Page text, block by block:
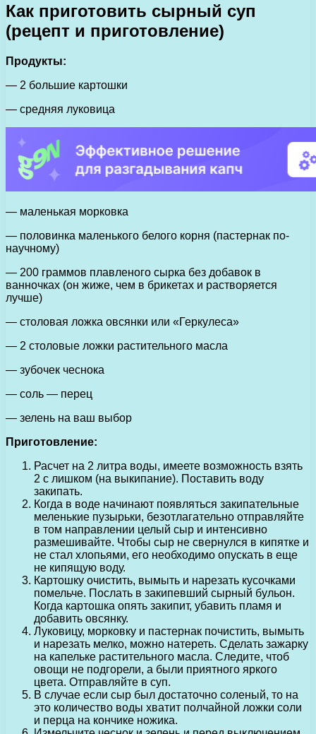
Как приготовить сырный суп
(рецепт и приготовление)
Продукты:
— 2 большие картошки
— средняя луковица
— маленькая морковка
— половинка маленького белого корня (пастернак по-
научному)
— 200 граммов плавленого сырка без добавок в
ванночках (он жиже, чем в брикетах и растворяется
лучше)
— столовая ложка овсянки или «Геркулеса»
— 2 столовые ложки растительного масла
— зубочек чеснока
— соль — перец
— зелень на ваш выбор
Приготовление:
Расчет на 2 литра воды, имеете возможность взять
2 с лишком (на выкипание). Поставить воду
закипать.
Когда в воде начинают появляться закипательные
меленькие пузырьки, безотлагательно отправляйте
в том направлении целый сыр и интенсивно
размешивайте. Чтобы сыр не свернулся в кипятке и
не стал хлопьями, его необходимо опускать в еще
не кипящую воду.
Картошку очистить, вымыть и нарезать кусочками
помельче. Послать в закипевший сырный бульон.
Когда картошка опять закипит, убавить пламя и
добавить овсянку.
Луковицу, морковку и пастернак почистить, вымыть
и нарезать мелко, можно натереть. Сделать зажарку
на капельке растительного масла. Следите, чтоб
овощи не подгорели, а были приятного яркого
цвета. Отправляйте в суп.
В случае если сыр был достаточно соленый, то на
это количество воды хватит полчайной ложки соли
и перца на кончике ножика.